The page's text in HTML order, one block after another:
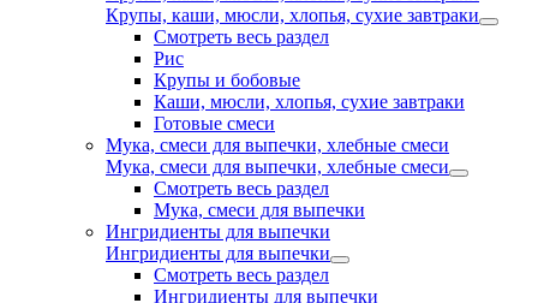
Крупы, каши, мюсли, хлопья, сухие завтраки
Смотреть весь раздел
Рис
Крупы и бобовые
Каши, мюсли, хлопья, сухие завтраки
Готовые смеси
Мука, смеси для выпечки, хлебные смеси
Мука, смеси для выпечки, хлебные смеси
Смотреть весь раздел
Мука, смеси для выпечки
Ингридиенты для выпечки
Ингридиенты для выпечки
Смотреть весь раздел
Ингридиенты для выпечки